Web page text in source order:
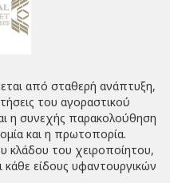
από σταθερή ανάπτυξη,
του αγοραστικού
η συνεχής παρακολούθηση
και η πρωτοπορία.
κλάδου του χειροποίητου,
είδους υφαντουργικών